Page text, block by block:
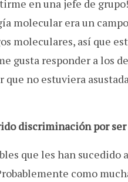
en una jefe de
molecular era un
moleculares, así que
gusta responder a los
no estuviera
discriminación por
que les han sucedido
como